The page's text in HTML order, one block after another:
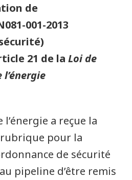
de
001-2013
21 de la Loi de
l’énergie a reçue la
pour la
de sécurité
pipeline d’être remis